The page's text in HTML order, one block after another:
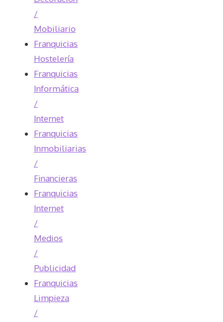
/
Mobiliario
Franquicias
Hostelería
Franquicias
Informática
/
Internet
Franquicias
Inmobiliarias
/
Financieras
Franquicias
Internet
/
Medios
/
Publicidad
Franquicias
Limpieza
/